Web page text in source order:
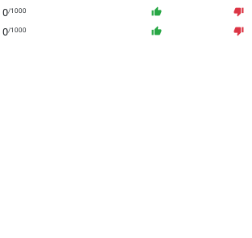
0/1000 thumb_up thumb_down
0/1000 thumb_up thumb_down